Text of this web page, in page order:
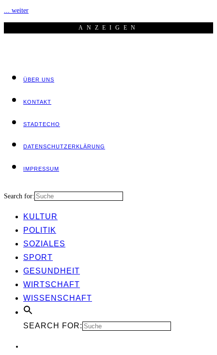
... weiter
ANZEI­GEN
ÜBER UNS
KON­TAKT
STADT­ECHO
DATEN­SCHUTZ­ER­KLÄ­RUNG
IMPRES­SUM
Search for:
KUL­TUR
POLI­TIK
SOZIA­LES
SPORT
GESUND­HEIT
WIRT­SCHAFT
WIS­SEN­SCHAFT
SEARCH FOR: